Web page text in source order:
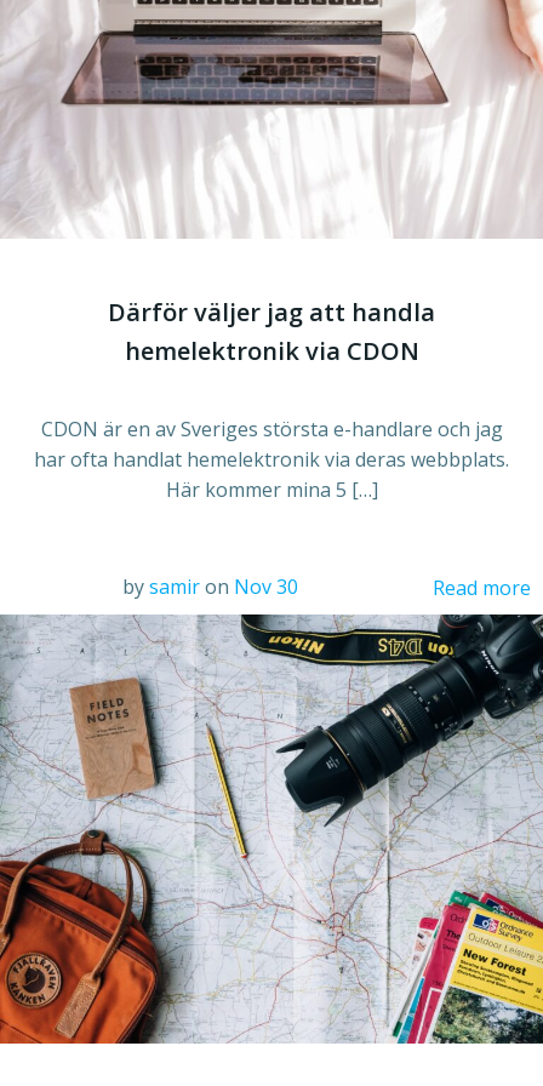
Därför väljer jag att handla
hemelektronik via CDON
CDON är en av Sveriges största e-handlare och jag
har ofta handlat hemelektronik via deras webbplats.
Här kommer mina 5 […]
bysamiron Nov 30 Read more